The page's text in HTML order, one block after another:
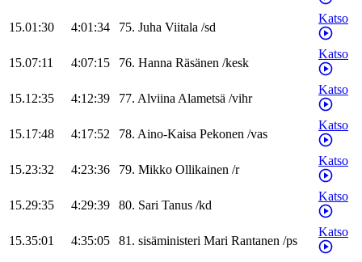
15.01:30 4:01:34 75. Juha Viitala /sd
Katso
15.07:11 4:07:15 76. Hanna Räsänen /kesk
Katso
15.12:35 4:12:39 77. AlviinaAlametsä /vihr
Katso
15.17:48 4:17:52 78. Aino-Kaisa Pekonen /vas
Katso
15.23:32 4:23:36 79. Mikko Ollikainen /r
Katso
15.29:35 4:29:39 80. Sari Tanus /kd
Katso
15.35:01 4:35:05 81. sisäministeri Mari Rantanen /ps
Katso